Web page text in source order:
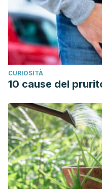
throat
MayoClinic. (2021, 10
mayoclinic.org.
https://
throat/diagnosis-
Murugesh, J., Annigeri,
Alshehri, M., & Kujan,
equivalent lemon juice
volunteers-An
medicine & applied
https://
CURIOSITÀ
10 cause del